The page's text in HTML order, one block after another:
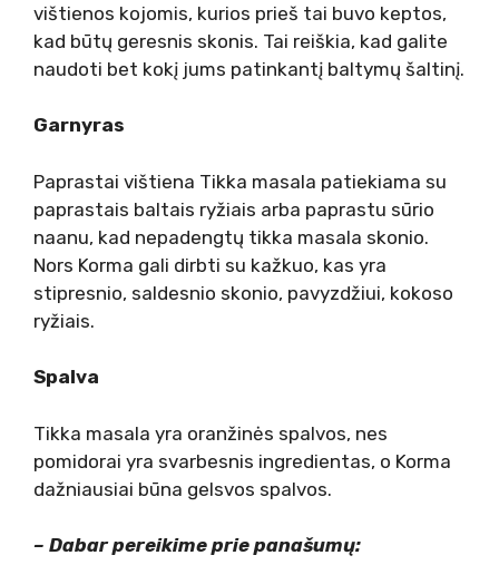
vištienos kojomis, kurios prieš tai buvo keptos,
kad būtų geresnis skonis. Tai reiškia, kad galite
naudoti bet kokį jums patinkantį baltymų šaltinį.
Garnyras
Paprastai vištiena Tikka masala patiekiama su
paprastais baltais ryžiais arba paprastu sūrio
naanu, kad nepadengtų tikka masala skonio.
Nors Korma gali dirbti su kažkuo, kas yra
stipresnio, saldesnio skonio, pavyzdžiui, kokoso
ryžiais.
Spalva
Tikka masala yra oranžinės spalvos, nes
pomidorai yra svarbesnis ingredientas, o Korma
dažniausiai būna gelsvos spalvos.
– Dabar pereikime prie panašumų: